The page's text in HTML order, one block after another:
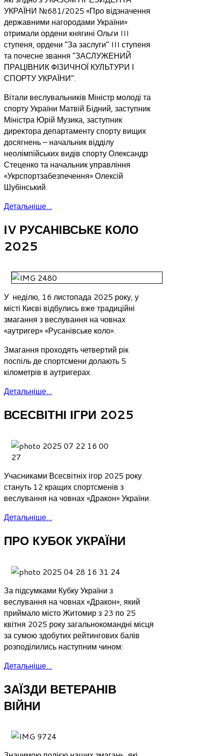
УКРАЇНИ №681/2025 «Про відзначення
державними нагородами України»
отримали ордени княгині Ольги III
ступеня, ордени “За заслуги” III ступеня
та почесне звання “ЗАСЛУЖЕНИЙ
ПРАЦІВНИК ФІЗИЧНОЇ КУЛЬТУРИ І
СПОРТУ УКРАЇНИ”.
Вітали веслувальників Міністр молоді та
спорту України Матвій Бідний, заступник
Міністра Юрій Музика, заступник
директора департаменту спорту вищих
досягнень – начальник відділу
неолімпійських видів спорту Олександр
Стеценко та начальник управління
«Укрспортзабезпечення» Олексій
Шубінський.
Детальніше...
ІV РУСАНІВСЬКЕ КОЛО
2025
У неділю, 16 листопада 2025 року, у
місті Києві відбулись вже традиційні
змагання з веслування на човнах
«аутригер» «Русанівське коло».
Змагання проходять четвертий рік
поспіль де спортсмени долають 5
кілометрів в аутригерах.
Детальніше...
ВСЕСВІТНІ ІГРИ 2025
Учасниками Всесвітніх ігор 2025 року
стануть 12 кращих спортсменів з
веслування на човнах «Дракон» України.
Детальніше...
ПРО КУБОК УКРАЇНИ
За підсумками Кубку України з
веслування на човнах «Дракон», який
приймало місто Житомир з 23 по 25
квітня 2025 року загальнокомандні місця
за сумою здобутих рейтингових балів
розподілились наступним чином:
Детальніше...
ЗАЇЗДИ ВЕТЕРАНІВ
ВІЙНИ